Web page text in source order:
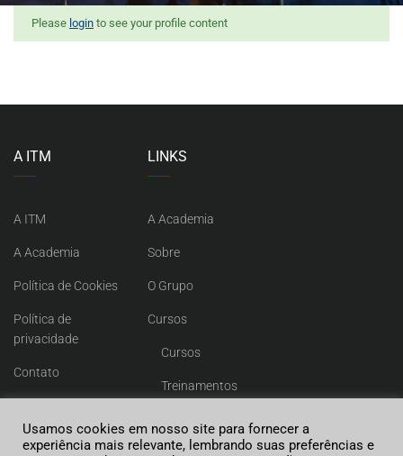
Please login to see your profile content
A ITM
A ITM
A Academia
Política de Cookies
Política de
privacidade
Contato
LINKS
A Academia
Sobre
O Grupo
Cursos
Cursos
Treinamentos
Usamos cookies em nosso site para fornecer a
experiência mais relevante, lembrando suas preferências e